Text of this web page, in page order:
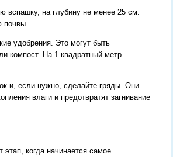
вспашку, на глубину не менее 25 см.
почвы.
удобрения. Это могут быть
компост. На 1 квадратный метр
и, если нужно, сделайте гряды. Они
влаги и предотвратят загнивание
этап, когда начинается самое